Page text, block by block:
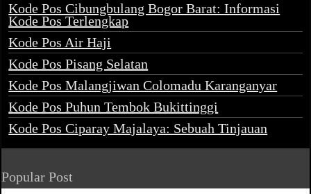
Kode Pos Cibungbulang Bogor Barat: Informasi
Kode Pos Terlengkap
Kode Pos Air Haji
Kode Pos Pisang Selatan
Kode Pos Malangjiwan Colomadu Karanganyar
Kode Pos Puhun Tembok Bukittinggi
Kode Pos Ciparay Majalaya: Sebuah Tinjauan
Popular Post